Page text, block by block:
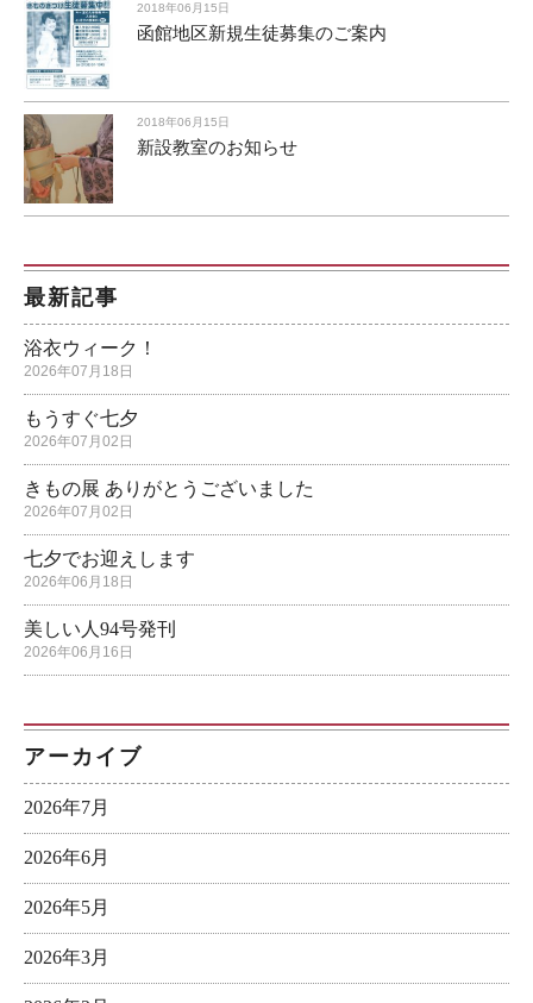
2018年06月15日
函館地区新規生徒募集のご案内
2018年06月15日
新設教室のお知らせ
最新記事
浴衣ウィーク！
2026年07月18日
もうすぐ七夕
2026年07月02日
きもの展 ありがとうございました
2026年07月02日
七夕でお迎えします
2026年06月18日
美しい人94号発刊
2026年06月16日
アーカイブ
2026年7月
2026年6月
2026年5月
2026年3月